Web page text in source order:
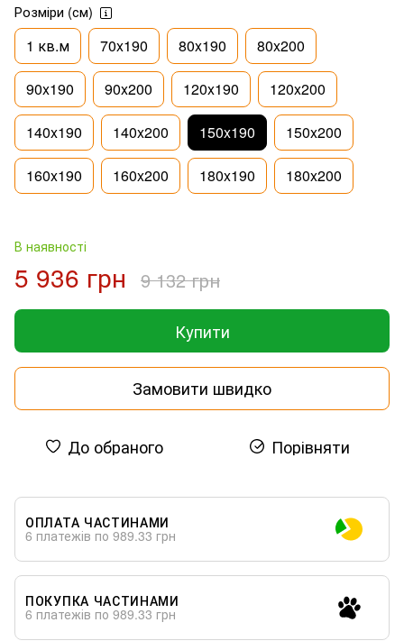
Розміри (см)
1 кв.м 70x190 80x190 80x200
90x190 90x200 120x190 120x200
140x190 140x200 150x190 150x200
160x190 160x200 180x190 180x200
В наявності
5 936 грн 9 132 грн
Купити
Замовити швидко
До обраного Порівняти
ОПЛАТА ЧАСТИНАМИ
6 платежів по 989.33 грн
ПОКУПКА ЧАСТИНАМИ
6 платежів по 989.33 грн